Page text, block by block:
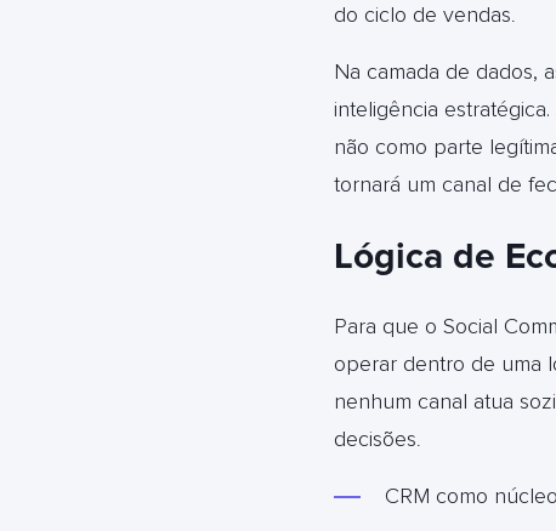
do ciclo de vendas.
Na camada de dados,
inteligência
não como parte
tornará um canal de
Lógica de
Para que o Social
operar dentro de uma
nenhum canal atua
decisões.
CRM como